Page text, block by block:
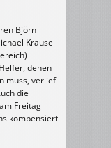
Björn
Krause
denen
muss, verlief
die
Freitag
kompensiert